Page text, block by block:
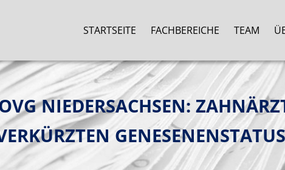
STARTSEITE FACHBEREICHE TEAM
NIEDERSACHSEN:
GENESENENSTATUS